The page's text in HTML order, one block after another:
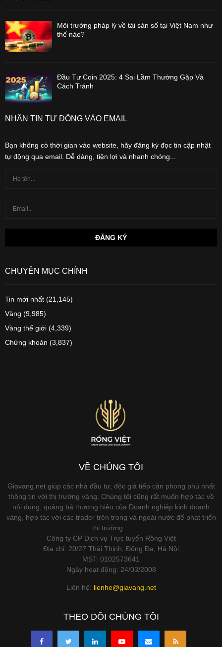
Môi trường pháp lý về tài sản số tại Việt Nam như
thế nào?
Đầu Tư Coin 2025: 4 Sai Lầm Thường Gặp Và
Cách Tránh
NHẬN TIN TỰ ĐỘNG VÀO EMAIL
Bạn không có thời gian vào website, hãy đăng ký đọc tin cập nhật
tự động qua email. Dễ dàng, tiện lợi và nhanh chóng...
CHUYÊN MỤC CHÍNH
Tin mới nhất (21,145)
Vàng (9,985)
Vàng thế giới (4,339)
Chứng khoán (3,837)
VỀ CHÚNG TÔI
Giavang.net giúp các nhà đầu tư, độc giả tiếp cận phong phú nhất
thông tin với thị trường vàng. Chúng tôi cũng rất muốn hợp tác về
nội dung, quảng bá thương hiệu của Doanh nghiệp kinh doanh
vàng, hợp tác với các trader trên trong và ngoài nước để phát triển
thị trường…
Công ty CP Dịch vụ Trực tuyến Rồng Việt
Địa chỉ: 20/27 Thái Thịnh, Đống Đa, Hà Nội
MST: 0102573641
Ngày hoạt động: 24/03/2008
Liên hệ: lienhe@giavang.net
THEO DÕI CHÚNG TÔI